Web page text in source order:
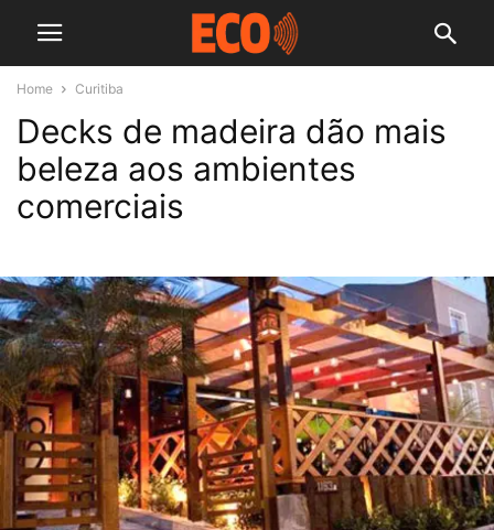
Home Curitiba
Decks de madeira dão mais
beleza aos ambientes
comerciais